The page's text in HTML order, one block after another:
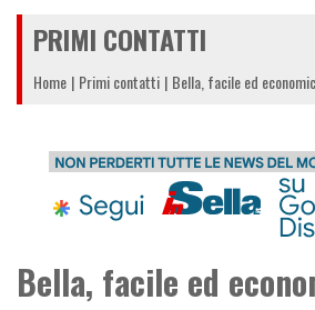
PRIMI CONTATTI
Home Primi contatti Bella, facile ed
Bella, facile ed